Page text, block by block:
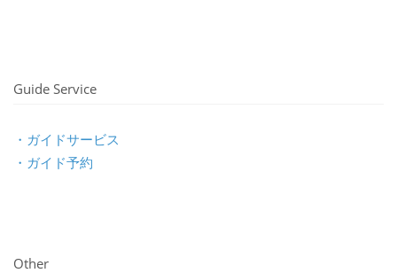
Guide Service
・ガイドサービス
・ガイド予約
Other